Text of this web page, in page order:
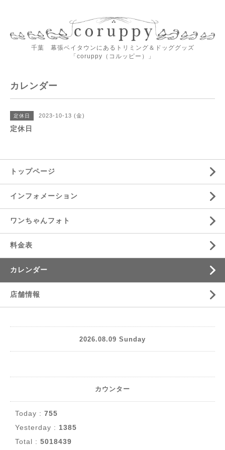
千葉 幕張ベイタウンにあるトリミング＆ドッググッズ
「coruppy（コルッピー）」
カレンダー
定休日 2023-10-13 (金)
定休日
トップページ
インフォメーション
ワンちゃんフォト
料金表
カレンダー
店舗情報
2026.08.09 Sunday
カウンター
Today : 755
Yesterday : 1385
Total : 5018439